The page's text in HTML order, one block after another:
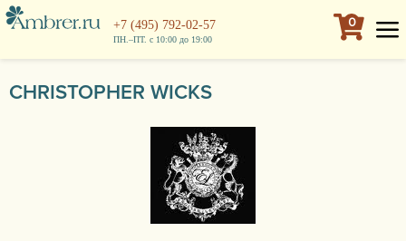
+7 (495) 792-02-57
ПН.–ПТ. с 10:00 до 19:00
0
CHRISTOPHER WICKS